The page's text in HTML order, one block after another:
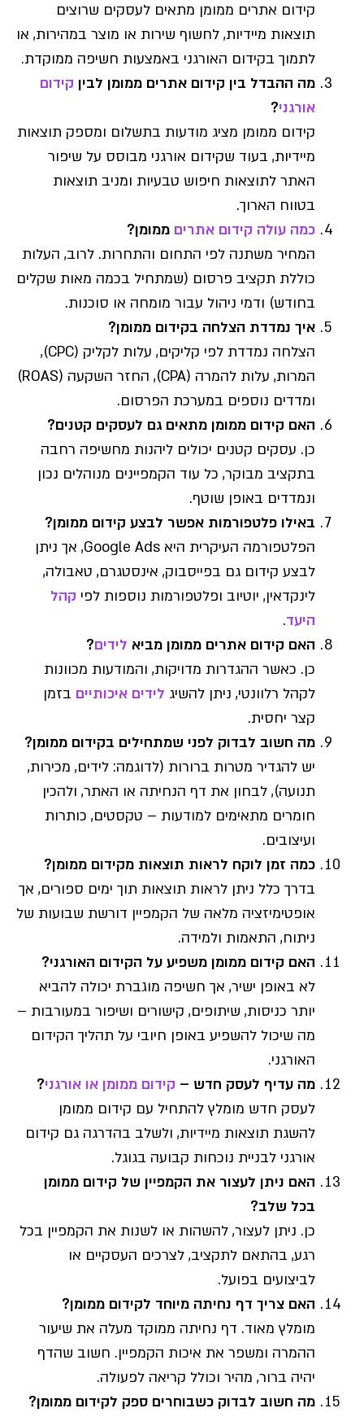
קידום אתרים ממומן מתאים לעסקים שרוצים
תוצאות מיידיות, לחשוף שירות או מוצר במהירות, או
לתמוך בקידום האורגני באמצעות חשיפה ממוקדת.
מה ההבדל בין קידום אתרים ממומן לבין קידום
אורגני?
קידום ממומן מציג מודעות בתשלום ומספק תוצאות
מיידיות, בעוד שקידום אורגני מבוסס על שיפור
האתר לתוצאות חיפוש טבעיות ומניב תוצאות
בטווח הארוך.
כמה עולה קידום אתרים ממומן?
המחיר משתנה לפי התחום והתחרות. לרוב, העלות
כוללת תקציב פרסום (שמתחיל בכמה מאות שקלים
בחודש) ודמי ניהול עבור מומחה או סוכנות.
איך נמדדת הצלחה בקידום ממומן?
הצלחה נמדדת לפי קליקים, עלות לקליק (CPC),
המרות, עלות להמרה (CPA), החזר השקעה (ROAS)
ומדדים נוספים במערכת הפרסום.
האם קידום ממומן מתאים גם לעסקים קטנים?
כן. עסקים קטנים יכולים ליהנות מחשיפה רחבה
בתקציב מבוקר, כל עוד הקמפיינים מנוהלים נכון
ונמדדים באופן שוטף.
באילו פלטפורמות אפשר לבצע קידום ממומן?
הפלטפורמה העיקרית היא Google Ads, אך ניתן
לבצע קידום גם בפייסבוק, אינסטגרם, טאבולה,
לינקדאין, יוטיוב ופלטפורמות נוספות לפי קהל
היעד.
האם קידום אתרים ממומן מביא לידים?
כן. כאשר ההגדרות מדויקות, והמודעות מכוונות
לקהל רלוונטי, ניתן להשיג לידים איכותיים בזמן
קצר יחסית.
מה חשוב לבדוק לפני שמתחילים בקידום ממומן?
יש להגדיר מטרות ברורות (לדוגמה: לידים, מכירות,
תנועה), לבחון את דף הנחיתה או האתר, ולהכין
חומרים מתאימים למודעות – טקסטים, כותרות
ועיצובים.
כמה זמן לוקח לראות תוצאות מקידום ממומן?
בדרך כלל ניתן לראות תוצאות תוך ימים ספורים, אך
אופטימיזציה מלאה של הקמפיין דורשת שבועות של
ניתוח, התאמות ולמידה.
האם קידום ממומן משפיע על הקידום האורגני?
לא באופן ישיר, אך חשיפה מוגברת יכולה להביא
יותר כניסות, שיתופים, קישורים ושיפור במעורבות –
מה שיכול להשפיע באופן חיובי על תהליך הקידום
האורגני.
מה עדיף לעסק חדש – קידום ממומן או אורגני?
לעסק חדש מומלץ להתחיל עם קידום ממומן
להשגת תוצאות מיידיות, ולשלב בהדרגה גם קידום
אורגני לבניית נוכחות קבועה בגוגל.
האם ניתן לעצור את הקמפיין של קידום ממומן
בכל שלב?
כן. ניתן לעצור, להשהות או לשנות את הקמפיין בכל
רגע, בהתאם לתקציב, לצרכים העסקיים או
לביצועים בפועל.
האם צריך דף נחיתה מיוחד לקידום ממומן?
מומלץ מאוד. דף נחיתה ממוקד מעלה את שיעור
ההמרה ומשפר את איכות הקמפיין. חשוב שהדף
יהיה ברור, מהיר וכולל קריאה לפעולה.
מה חשוב לבדוק כשבוחרים ספק לקידום ממומן?